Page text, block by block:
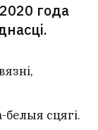
года
сцягі.